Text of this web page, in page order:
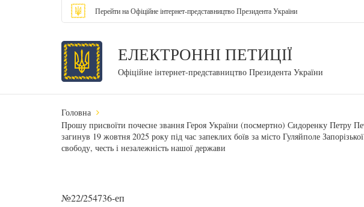
Перейти на Офіційне інтернет-представництво Президента України
ЕЛЕКТРОННІ ПЕТИЦІЇ
Офіційне інтернет-представництво Президента України
Головна
Прошу присвоїти почесне звання Героя України (посмертно) Сидоренку Петру
загинув 19 жовтня 2025 року під час запеклих боїв за місто Гуляйполе
свободу, честь і незалежність нашої держави
№22/254736-еп